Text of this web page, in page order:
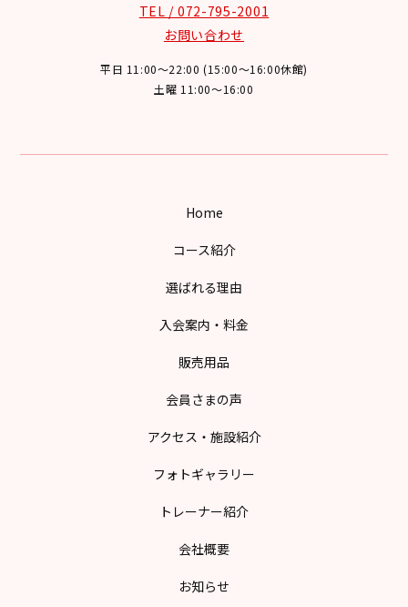
TEL / 072-795-2001
お問い合わせ
平日 11:00～22:00 (15:00～16:00休館)
土曜 11:00～16:00
Home
コース紹介
選ばれる理由
入会案内・料金
販売用品
会員さまの声
アクセス・施設紹介
フォトギャラリー
トレーナー紹介
会社概要
お知らせ